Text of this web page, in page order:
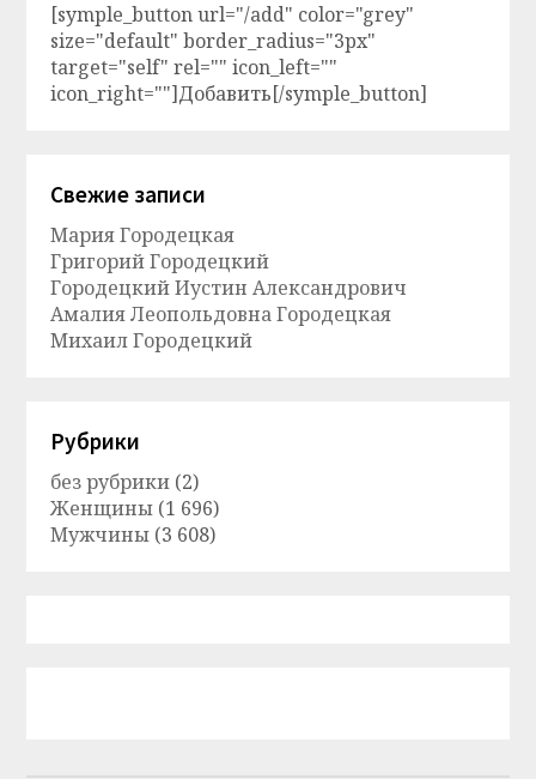
[symple_button url="/add" color="grey"
size="default" border_radius="3px"
target="self" rel="" icon_left=""
icon_right=""]Добавить[/symple_button]
Свежие записи
Мария Городецкая
Григорий Городецкий
Городецкий Иустин Александрович
Амалия Леопольдовна Городецкая
Михаил Городецкий
Рубрики
без рубрики (2)
Женщины (1 696)
Мужчины (3 608)